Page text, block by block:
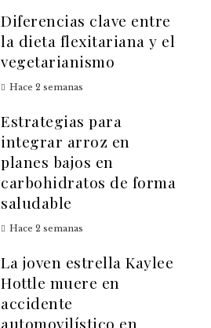
Diferencias clave entre
la dieta flexitariana y el
vegetarianismo
Hace 2 semanas
Estrategias para
integrar arroz en
planes bajos en
carbohidratos de forma
saludable
Hace 2 semanas
La joven estrella Kaylee
Hottle muere en
accidente
automovilístico en